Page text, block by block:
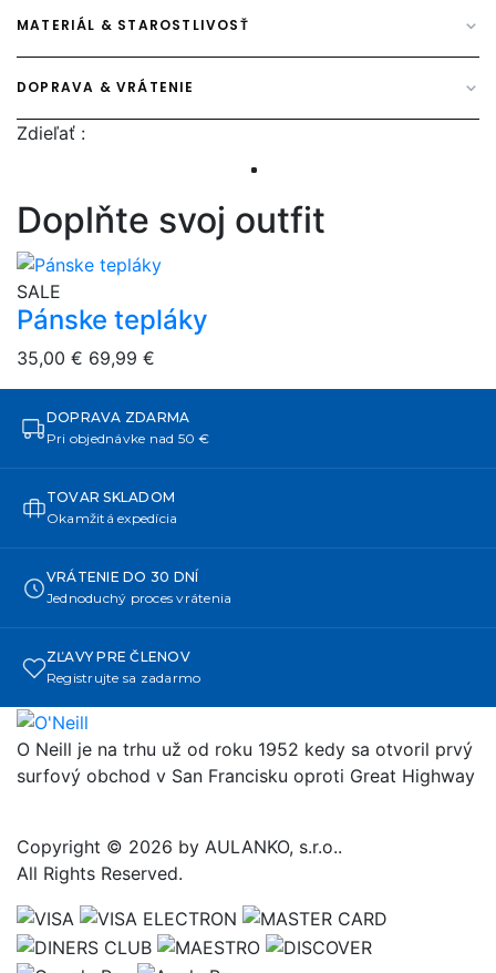
MATERIÁL & STAROSTLIVOSŤ
DOPRAVA & VRÁTENIE
Zdieľať :
Doplňte svoj outfit
overlay bg
SALE
Pánske tepláky
35,00 € 69,99 €
DOPRAVA ZDARMA
Pri objednávke nad 50 €
TOVAR SKLADOM
Okamžitá expedícia
VRÁTENIE DO 30 DNÍ
Jednoduchý proces vrátenia
ZĽAVY PRE ČLENOV
Registrujte sa zadarmo
O Neill je na trhu už od roku 1952 kedy sa otvoril prvý
surfový obchod v San Francisku oproti Great Highway
Copyright © 2026 by AULANKO, s.r.o..
All Rights Reserved.